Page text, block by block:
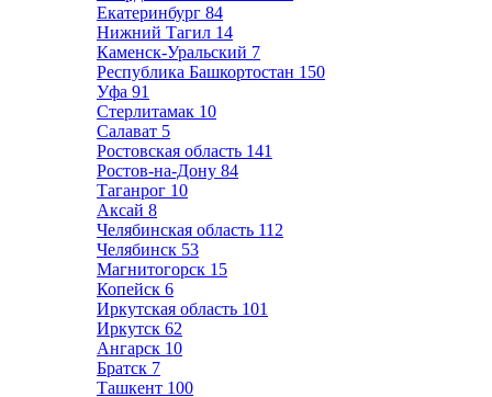
Екатеринбург 84
Нижний Тагил 14
Каменск-Уральский 7
Республика Башкортостан 150
Уфа 91
Стерлитамак 10
Салават 5
Ростовская область 141
Ростов-на-Дону 84
Таганрог 10
Аксай 8
Челябинская область 112
Челябинск 53
Магнитогорск 15
Копейск 6
Иркутская область 101
Иркутск 62
Ангарск 10
Братск 7
Ташкент 100